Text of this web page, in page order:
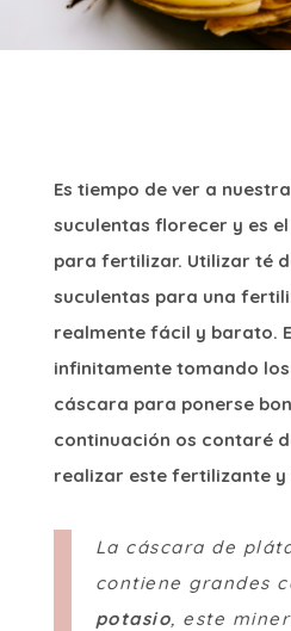
Es tiempo de ver a
suculentas florecer y es
para fertilizar. Utilizar té
suculentas para una
realmente fácil y barato.
infinitamente tomando
cáscara para ponerse
continuación os contaré
realizar este fertilizante
La cáscara de
contiene grandes
potasio , este